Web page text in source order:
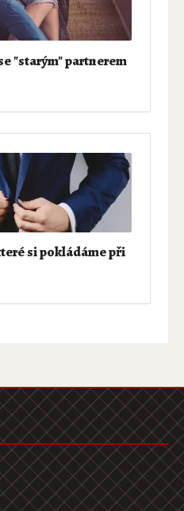
"starým" partnerem
si pokládáme při